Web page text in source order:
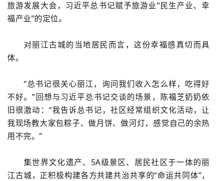
旅游发展大会，习近平总书记赋予旅游业“民生产业、幸
福产业”的定位。
对丽江古城的当地居民而言，这份幸福感真切而具
体。
“总书记很关心丽江，询问我们收入怎么样，吃得好
不好。”回想与习近平总书记交谈的场景，陈福芝奶奶依
旧很激动：“我告诉总书记，社区经常组织文化活动，让
我现场教大家包粽子、做月饼、做河灯，感觉自己的余热
用不完。”
集世界文化遗产、5A级景区、居民社区于一体的丽
江古城，正积极构建各方共建共治共享的“命运共同体”，